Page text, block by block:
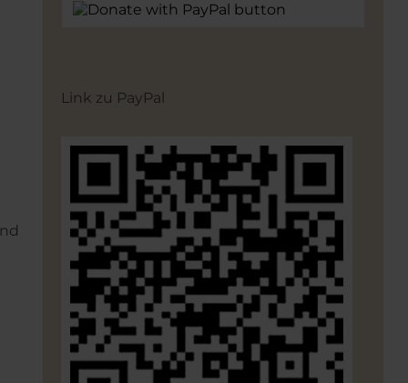
Link zu PayPal